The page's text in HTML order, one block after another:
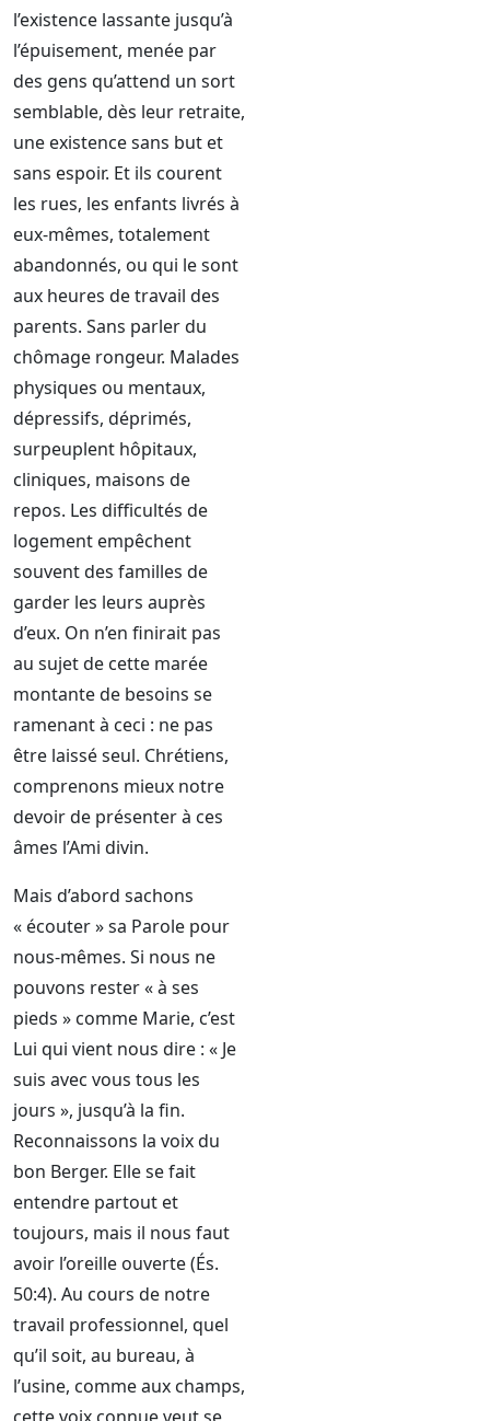
l’existence lassante jusqu’à
l’épuisement, menée par
des gens qu’attend un sort
semblable, dès leur retraite,
une existence sans but et
sans espoir. Et ils courent
les rues, les enfants livrés à
eux-mêmes, totalement
abandonnés, ou qui le sont
aux heures de travail des
parents. Sans parler du
chômage rongeur. Malades
physiques ou mentaux,
dépressifs, déprimés,
surpeuplent hôpitaux,
cliniques, maisons de
repos. Les difficultés de
logement empêchent
souvent des familles de
garder les leurs auprès
d’eux. On n’en finirait pas
au sujet de cette marée
montante de besoins se
ramenant à ceci : ne pas
être laissé seul. Chrétiens,
comprenons mieux notre
devoir de présenter à ces
âmes l’Ami divin.
Mais d’abord sachons
« écouter » sa Parole pour
nous-mêmes. Si nous ne
pouvons rester « à ses
pieds » comme Marie, c’est
Lui qui vient nous dire : « Je
suis avec vous tous les
jours », jusqu’à la fin.
Reconnaissons la voix du
bon Berger. Elle se fait
entendre partout et
toujours, mais il nous faut
avoir l’oreille ouverte (És.
50:4). Au cours de notre
travail professionnel, quel
qu’il soit, au bureau, à
l’usine, comme aux champs,